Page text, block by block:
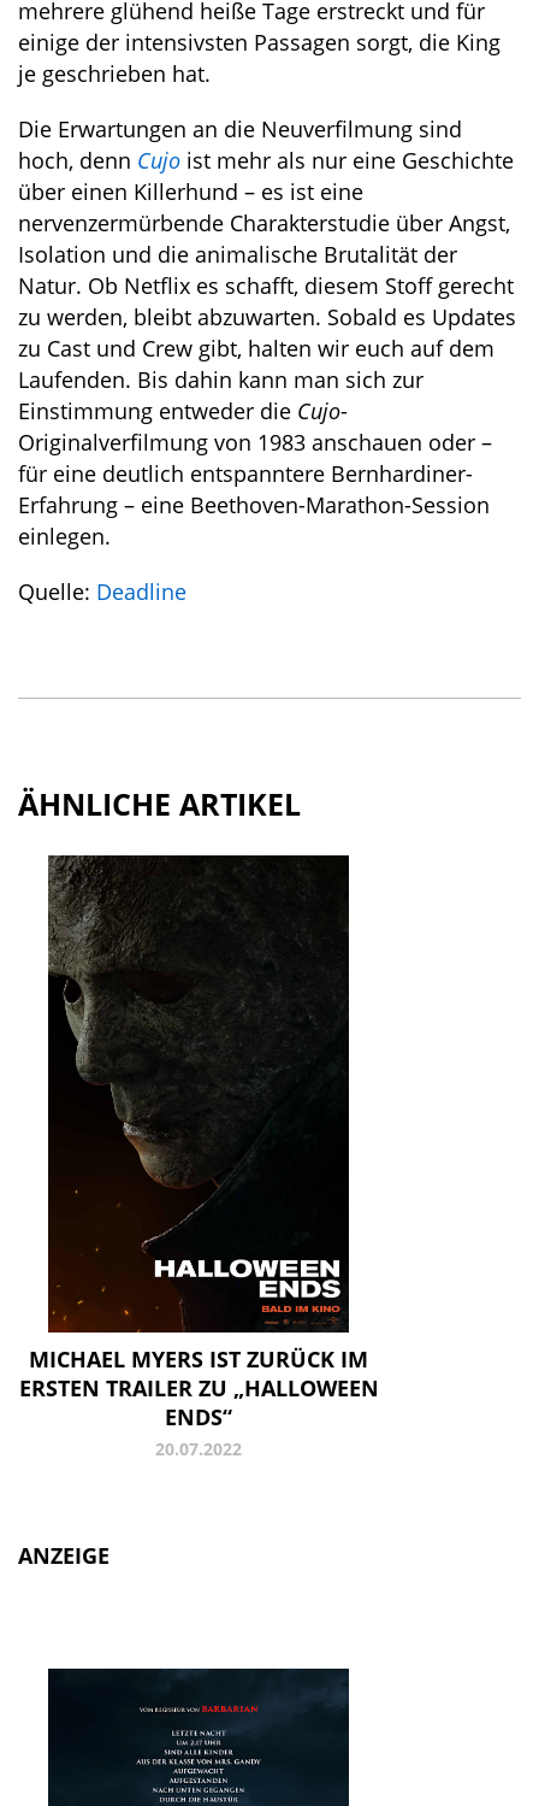
mehrere glühend heiße Tage erstreckt und für
einige der intensivsten Passagen sorgt, die King
je geschrieben hat.
Die Erwartungen an die Neuverfilmung sind
hoch, denn Cujo ist mehr als nur eine Geschichte
über einen Killerhund – es ist eine
nervenzermürbende Charakterstudie über Angst,
Isolation und die animalische Brutalität der
Natur. Ob Netflix es schafft, diesem Stoff gerecht
zu werden, bleibt abzuwarten. Sobald es Updates
zu Cast und Crew gibt, halten wir euch auf dem
Laufenden. Bis dahin kann man sich zur
Einstimmung entweder die Cujo-
Originalverfilmung von 1983 anschauen oder –
für eine deutlich entspanntere Bernhardiner-
Erfahrung – eine Beethoven-Marathon-Session
einlegen.
Quelle: Deadline
ÄHNLICHE ARTIKEL
MICHAEL MYERS IST ZURÜCK IM
ERSTEN TRAILER ZU „HALLOWEEN
ENDS“
20.07.2022
ANZEIGE